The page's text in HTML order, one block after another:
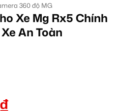
360 độ MG
Xe Mg Rx5 Chính
An Toàn